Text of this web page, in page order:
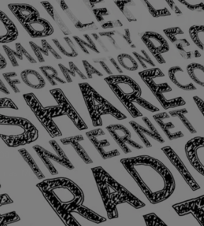
Centro - Cep: 27.330-030
às 17h.